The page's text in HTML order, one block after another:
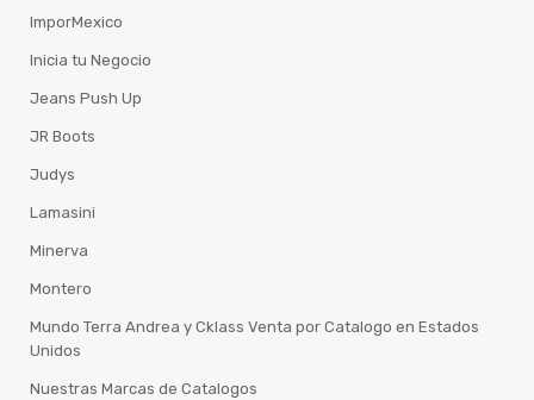
ImporMexico
Inicia tu Negocio
Jeans Push Up
JR Boots
Judys
Lamasini
Minerva
Montero
Mundo Terra Andrea y Cklass Venta por Catalogo en Estados
Unidos
Nuestras Marcas de Catalogos